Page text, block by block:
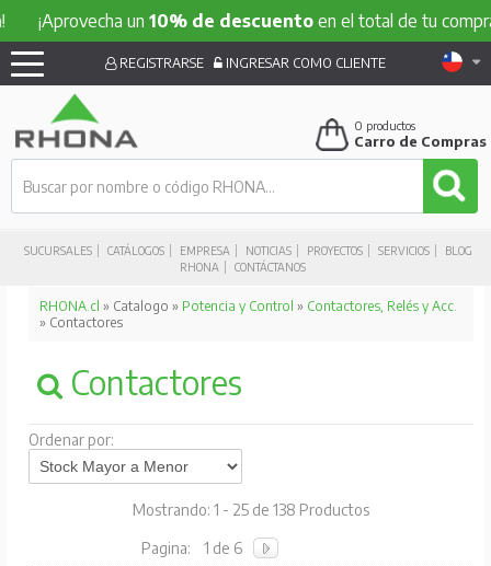
un10% de descuentoen el total de tu compra!
SUCURSALES CATÁLOGOS EMPRESA NOTICIAS PROYECTOS SERVICIOS
BLOG
RHONA
CONTÁCTANOS
REGISTRARSE INGRESAR COMO CLIENTE
0 productos
Carro de Compras
RHONA.cl » Catalogo » Potencia y Control » Contactores, Relés y Acc.
» Contactores
Contactores
Ordenar por:
Mostrando: 1 - 25 de 138 Productos
Pagina: 1 de 6